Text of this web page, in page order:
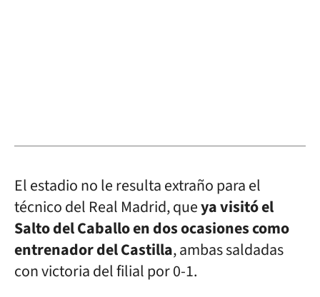
El estadio no le resulta extraño para el
técnico del Real Madrid, queya visitó el
Salto del Caballo en dos ocasiones como
entrenador del Castilla, ambas saldadas
con victoria del filial por 0-1.